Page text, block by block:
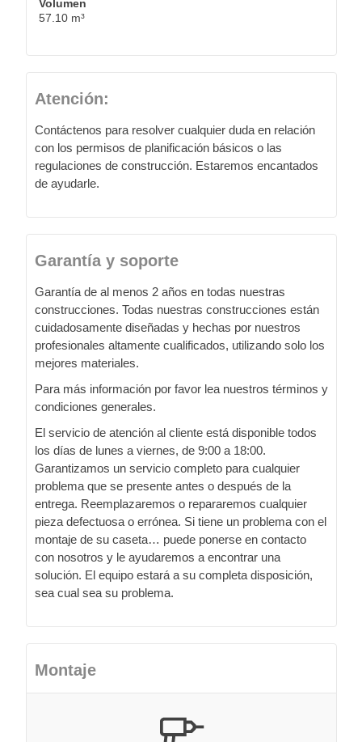
Volumen
57.10 m³
Atención:
Contáctenos para resolver cualquier duda en relación
con los permisos de planificación básicos o las
regulaciones de construcción. Estaremos encantados
de ayudarle.
Garantía y soporte
Garantía de al menos 2 años en todas nuestras
construcciones. Todas nuestras construcciones están
cuidadosamente diseñadas y hechas por nuestros
profesionales altamente cualificados, utilizando solo los
mejores materiales.
Para más información por favor lea nuestros términos y
condiciones generales.
El servicio de atención al cliente está disponible todos
los días de lunes a viernes, de 9:00 a 18:00.
Garantizamos un servicio completo para cualquier
problema que se presente antes o después de la
entrega. Reemplazaremos o repararemos cualquier
pieza defectuosa o errónea. Si tiene un problema con el
montaje de su caseta… puede ponerse en contacto
con nosotros y le ayudaremos a encontrar una
solución. El equipo estará a su completa disposición,
sea cual sea su problema.
Montaje